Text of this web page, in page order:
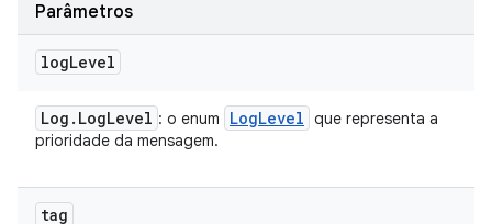
Parâmetros
logLevel
Log . LogLevel : o enum LogLevel que representa a
prioridade da mensagem.
tag